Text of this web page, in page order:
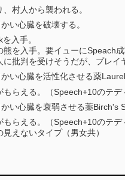
村人から襲われる。
い心臓を破壊する。
入手。
熊を入手。要イューにSpeach
に批判を受けそうだが、プレ
い心臓を活性化させる薬
もらえる。（Speech+10のテ
い心臓を衰弱させる薬Birch's
もらえる。（Speech+10のテ
えないタイプ（男女共）